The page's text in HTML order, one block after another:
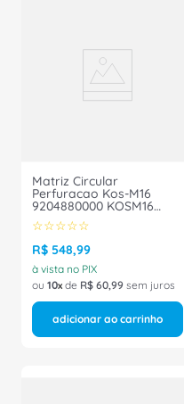
Matriz Circular
Perfuracao Kos-M16
9204880000 KOSM16
Weidmuller Conexel
☆☆☆☆☆
R$ 548,99
à vista no PIX
ou 10 de R$ 60,99 sem juros
adicionar ao carrinho